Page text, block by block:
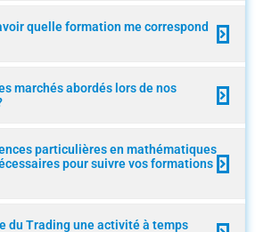
quelle formation me correspond
marchés abordés lors de nos
particulières en mathématiques
pour suivre vos formations
du Trading une activité à temps